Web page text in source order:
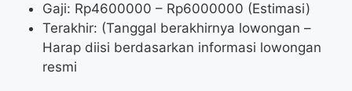
Gaji: Rp4600000 – Rp6000000 (Estimasi)
Terakhir: (Tanggal berakhirnya lowongan –
Harap diisi berdasarkan informasi lowongan
resmi